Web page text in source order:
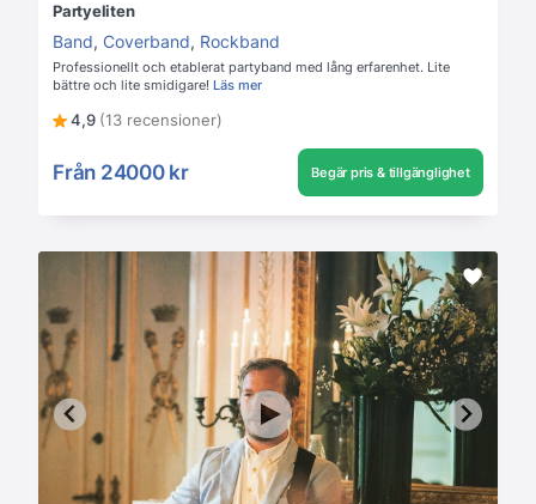
Partyeliten
Band, Coverband, Rockband
Professionellt och etablerat partyband med lång erfarenhet. Lite
bättre och lite smidigare! Läs mer
4,9 (13 recensioner)
Från 24000 kr Begär pris & tillgänglighet